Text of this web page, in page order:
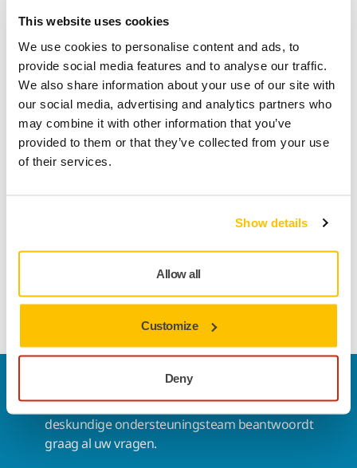
This website uses cookies
We use cookies to personalise content and ads, to
provide social media features and to analyse our traffic.
We also share information about your use of our site with
our social media, advertising and analytics partners who
may combine it with other information that you’ve
provided to them or that they’ve collected from your use
of their services.
Show details
Allow all
Customize
Deny
Track & Trace
Productinformatie
A grease gun, to be used when lubricating the Mirka AOS
average use, such as in ART body shops, once a week is
enough. With this grease gun it is recommended to use
Molybdenum Disulfide base grease. Information about the
Mirka AOS 130NV sander.
Wilt u meer weten?Neem contact met ons op.Ons
deskundige ondersteuningsteam beantwoordt
graag al uw vragen.